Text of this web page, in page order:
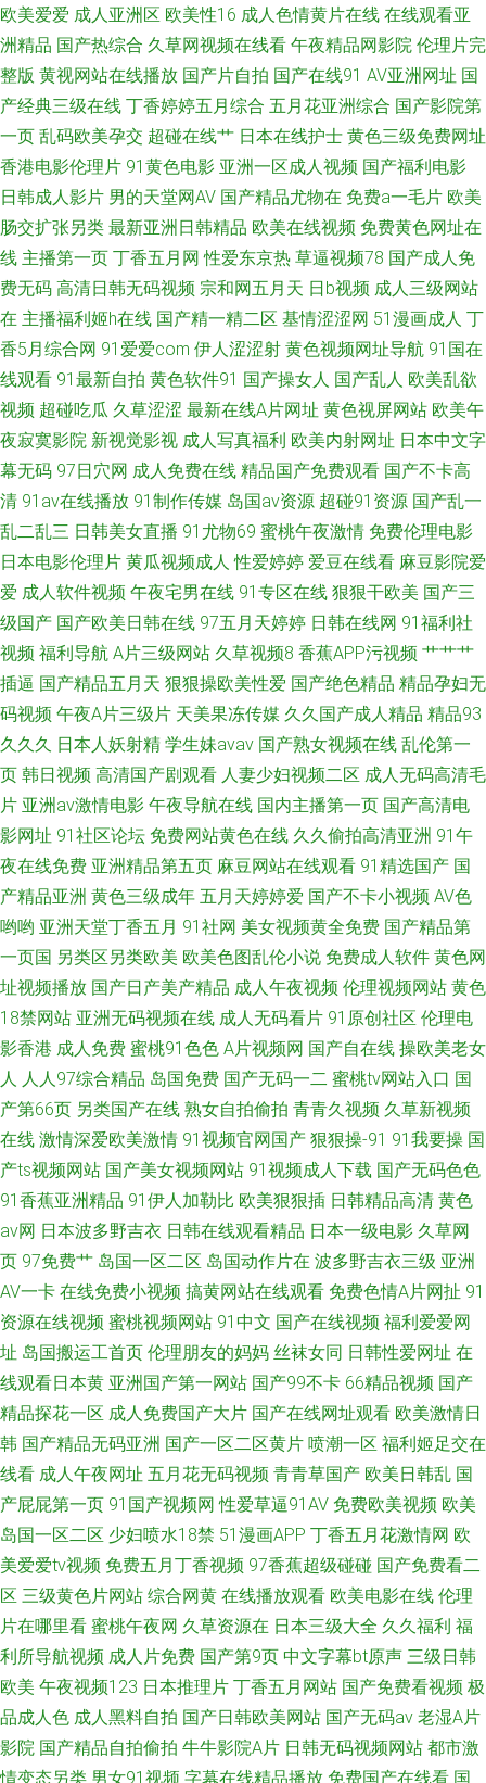
国产精品99久久 欧美淫乱一区二区 少妇后入 深夜色福亚洲福利无码 91love
海角熟女 先锋影院日韩精品av 午夜精品波多野吉依 国产91视频白丝 91九色
探花 九九热精品国产视频 91视频站 成人AV天堂五月天网 岛国99 国产第一
福利 国产免费福利av视 国内自拍99 精品久久AV大香蕉 色久悠悠亚洲 夜夜撸
体验区 91黑料吧 91精品在线视频观看视频 91性福利导航 91在线青青草
99re自拍 大香蕉八区 日韩无码无卡 91爱豆传媒资源在线观看 久操久热在线
资源 95看片淫黄大片 91在线播放专区 欧美一级性生活 精品二区 91最新国
产视频 婷婷五月影音先锋av 91在线观看免费高清 丁香五月桃花网网 国产精
品超碰久久 国产网站久久 精品在线视频2 麻豆传媒探花91特制 欧美日韩国
线视频 www黄色 大香蕉92 国产TS伪娘 黑丝无码av网 日韩欧美成人网站在
线 探花黑丝啪 性生活理論永久免費 中文Av电影院
欧美爱爱 成人亚洲区 欧美性16 成人色情黄片在线 在线观看亚
洲精品 国产热综合 久草网视频在线看 午夜精品网影院 伦理片完
整版 黄视网站在线播放 国产片自拍 国产在线91 AV亚洲网址 国
产经典三级在线 丁香婷婷五月综合 五月花亚洲综合 国产影院第
一页 乱码欧美孕交 超碰在线艹 日本在线护士 黄色三级免费网址
香港电影伦理片 91黄色电影 亚洲一区成人视频 国产福利电影
日韩成人影片 男的天堂网AV 国产精品尤物在 免费a一毛片 欧美
肠交扩张另类 最新亚洲日韩精品 欧美在线视频 免费黄色网址在
线 主播第一页 丁香五月网 性爱东京热 草逼视频78 国产成人免
费无码 高清日韩无码视频 宗和网五月天 日b视频 成人三级网站
在 主播福利姬h在线 国产精一精二区 基情涩涩网 51漫画成人 丁
香5月综合网 91爱爱com 伊人涩涩射 黄色视频网址导航 91国在
线观看 91最新自拍 黄色软件91 国产操女人 国产乱人 欧美乱欲
视频 超碰吃瓜 久草涩涩 最新在线A片网址 黄色视屏网站 欧美午
夜寂寞影院 新视觉影视 成人写真福利 欧美内射网址 日本中文字
幕无码 97日穴网 成人免费在线 精品国产免费观看 国产不卡高
清 91av在线播放 91制作传媒 岛国av资源 超碰91资源 国产乱一
乱二乱三 日韩美女直播 91尤物69 蜜桃午夜激情 免费伦理电影
日本电影伦理片 黄瓜视频成人 性爱婷婷 爱豆在线看 麻豆影院爱
爱 成人软件视频 午夜宅男在线 91专区在线 狠狠干欧美 国产三
级国产 国产欧美日韩在线 97五月天婷婷 日韩在线网 91福利社
视频 福利导航 A片三级网站 久草视频8 香蕉APP污视频 艹艹艹
插逼 国产精品五月天 狠狠操欧美性爱 国产绝色精品 精品孕妇无
码视频 午夜A片三级片 天美果冻传媒 久久国产成人精品 精品93
久久久 日本人妖射精 学生妹avav 国产熟女视频在线 乱伦第一
页 韩日视频 高清国产剧观看 人妻少妇视频二区 成人无码高清毛
片 亚洲av激情电影 午夜导航在线 国内主播第一页 国产高清电
影网址 91社区论坛 免费网站黄色在线 久久偷拍高清亚洲 91午
夜在线免费 亚洲精品第五页 麻豆网站在线观看 91精选国产 国
产精品亚洲 黄色三级成年 五月天婷婷爱 国产不卡小视频 AV色
哟哟 亚洲天堂丁香五月 91社网 美女视频黄全免费 国产精品第
一页国 另类区另类欧美 欧美色图乱伦小说 免费成人软件 黄色网
址视频播放 国产日产美产精品 成人午夜视频 伦理视频网站 黄色
18禁网站 亚洲无码视频在线 成人无码看片 91原创社区 伦理电
影香港 成人免费 蜜桃91色色 A片视频网 国产自在线 操欧美老女
人 人人97综合精品 岛国免费 国产无码一二 蜜桃tv网站入口 国
产第66页 另类国产在线 熟女自拍偷拍 青青久视频 久草新视频
在线 激情深爱欧美激情 91视频官网国产 狠狠操-91 91我要操 国
产ts视频网站 国产美女视频网站 91视频成人下载 国产无码色色
91香蕉亚洲精品 91伊人加勒比 欧美狠狠插 日韩精品高清 黄色
av网 日本波多野吉衣 日韩在线观看精品 日本一级电影 久草网
页 97免费艹 岛国一区二区 岛国动作片在 波多野吉衣三级 亚洲
AV一卡 在线免费小视频 搞黄网站在线观看 免费色情A片网扯 91
资源在线视频 蜜桃视频网站 91中文 国产在线视频 福利爱爱网
址 岛国搬运工首页 伦理朋友的妈妈 丝袜女同 日韩性爱网址 在
线观看日本黄 亚洲国产第一网站 国产99不卡 66精品视频 国产
精品探花一区 成人免费国产大片 国产在线网址观看 欧美激情日
韩 国产精品无码亚洲 国产一区二区黄片 喷潮一区 福利姬足交在
线看 成人午夜网址 五月花无码视频 青青草国产 欧美日韩乱 国
产屁屁第一页 91国产视频网 性爱草逼91AV 免费欧美视频 欧美
岛国一区二区 少妇喷水18禁 51漫画APP 丁香五月花激情网 欧
美爱爱tv视频 免费五月丁香视频 97香蕉超级碰碰 国产免费看二
区 三级黄色片网站 综合网黄 在线播放观看 欧美电影在线 伦理
片在哪里看 蜜桃午夜网 久草资源在 日本三级大全 久久福利 福
利所导航视频 成人片免费 国产第9页 中文字幕bt原声 三级日韩
欧美 午夜视频123 日本推理片 丁香五月网站 国产免费看视频 极
品成人色 成人黑料自拍 国产日韩欧美网站 国产无码av 老湿A片
影院 国产精品自拍偷拍 牛牛影院A片 日韩无码视频网站 都市激
情变态另类 男女91视频 字幕在线精品播放 免费国产在线看 国